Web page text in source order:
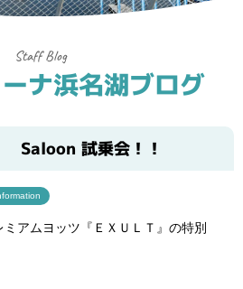
ナ浜名湖ブログ
試乗会！！
ミアムヨッツ『ＥＸＵＬＴ』の特別